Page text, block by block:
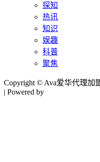
探知
热讯
知识
娱趣
科普
聚焦
Copyright © Ava爱华代理加
| Powered by